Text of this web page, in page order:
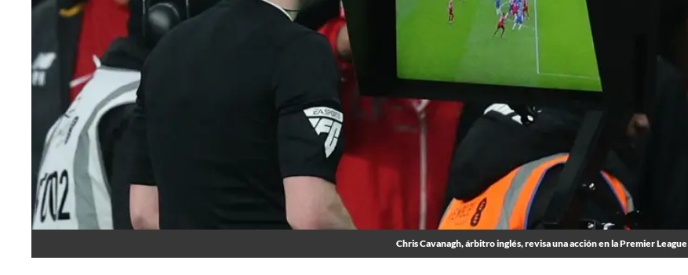
Chris Cavanagh, árbitro inglés, revisa una acción en la Premier League